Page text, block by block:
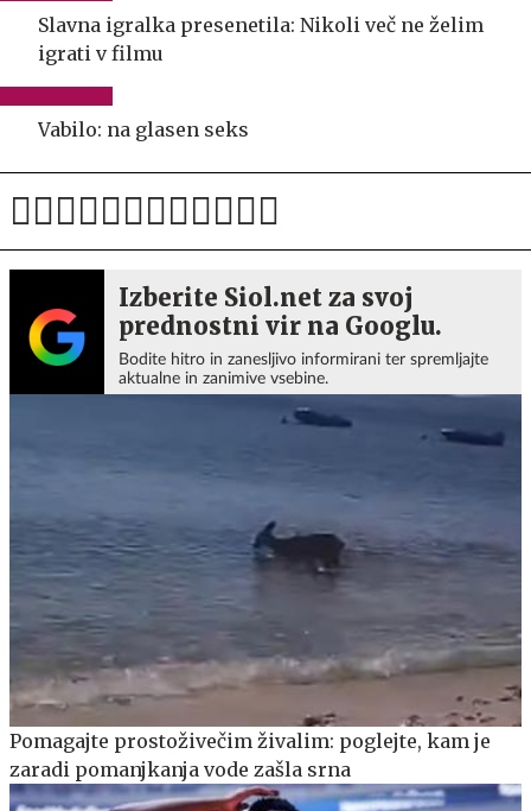
Slavna igralka presenetila: Nikoli več ne želim
igrati v filmu
Vabilo: na glasen seks
Izberite Siol.net za svoj
prednostni vir na Googlu.
Bodite hitro in zanesljivo informirani ter spremljajte
aktualne in zanimive vsebine.
Pomagajte prostoživečim živalim: poglejte, kam je
zaradi pomanjkanja vode zašla srna